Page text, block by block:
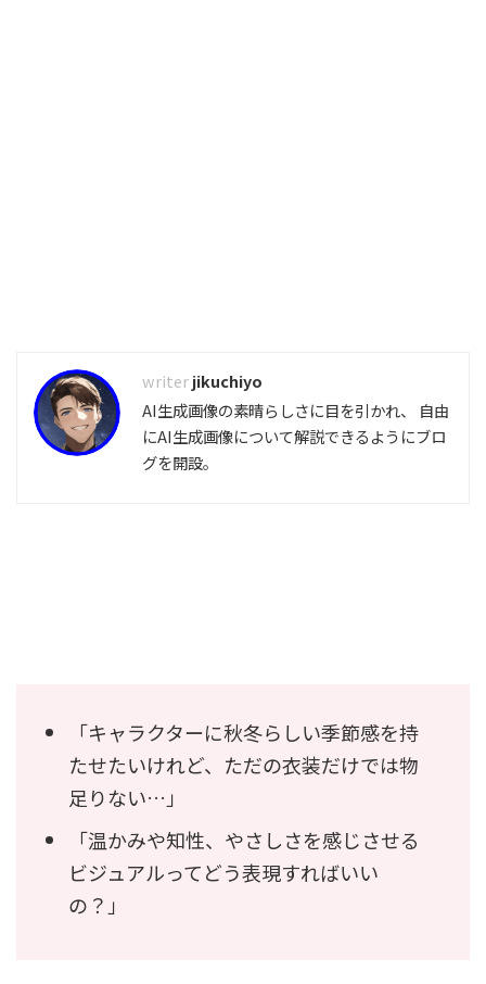
jikuchiyo
AI生成画像の素晴らしさに目を引かれ、 自由
にAI生成画像について解説できるようにブロ
グを開設。
「キャラクターに秋冬らしい季節感を持
たせたいけれど、ただの衣装だけでは物
足りない…」
「温かみや知性、やさしさを感じさせる
ビジュアルってどう表現すればいい
の？」